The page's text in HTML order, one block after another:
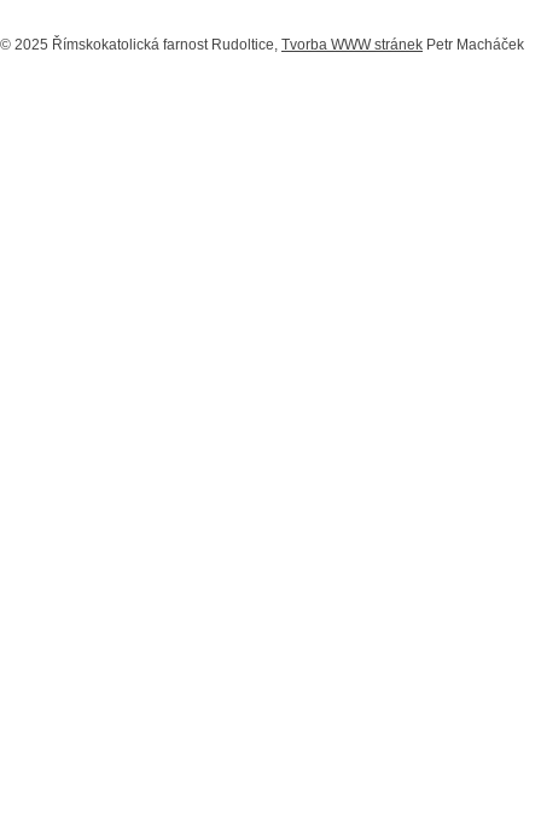
© 2025 Římskokatolická farnost Rudoltice, Tvorba WWW stránek Petr Macháček